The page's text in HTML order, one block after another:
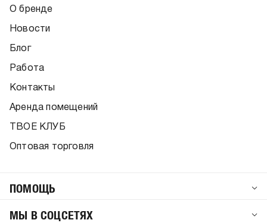
О бренде
Новости
Блог
Работа
Контакты
Аренда помещений
ТВОЕ КЛУБ
Оптовая торговля
ПОМОЩЬ
МЫ В СОЦСЕТЯХ